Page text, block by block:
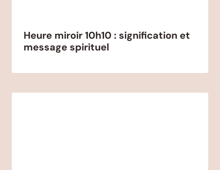
Heure miroir 10h10 : signification et
message spirituel